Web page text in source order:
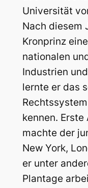
Universität
Nach diesem
Kronprinz
nationalen
Industrien
lernte er das
kennen.
machte der
New York,
er unter
Plantage